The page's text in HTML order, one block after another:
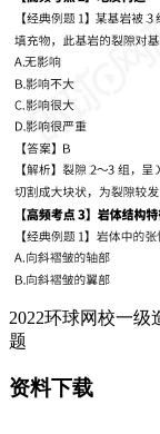
2022环球网校一
题
资料下载